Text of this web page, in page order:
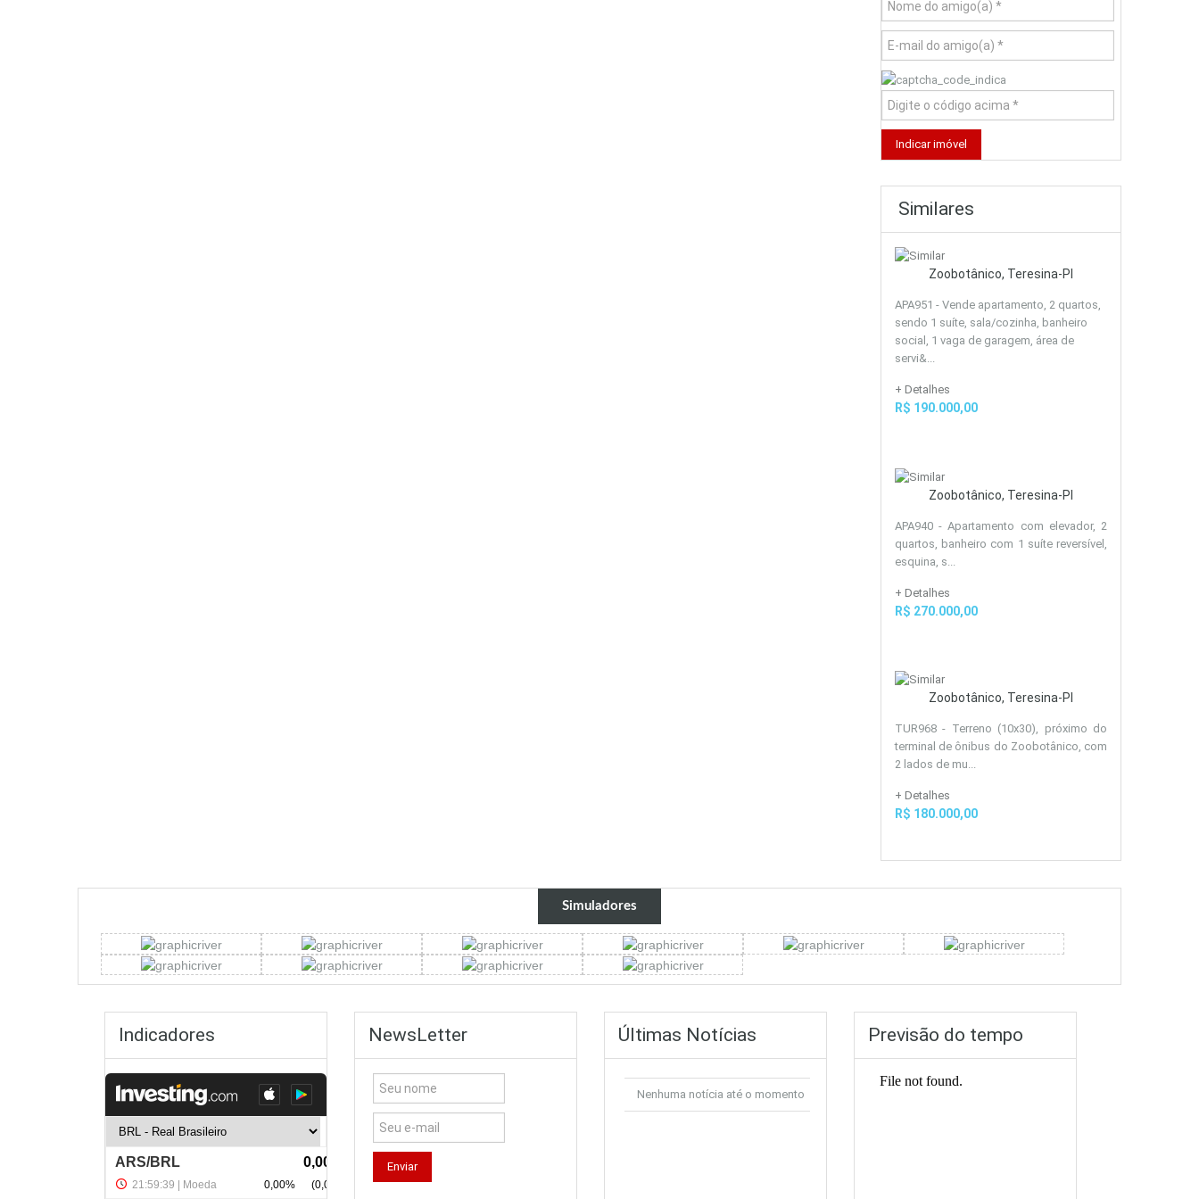
Similares
Zoobotânico, Teresina-PI
APA951 - Vende apartamento, 2 quartos,
sendo 1 suíte, sala/cozinha, banheiro
social, 1 vaga de garagem, área de
servi&...
+ Detalhes
R$ 190.000,00
Zoobotânico, Teresina-PI
APA940 - Apartamento com elevador, 2
quartos, banheiro com 1 suíte reversível,
esquina, s...
+ Detalhes
R$ 270.000,00
Zoobotânico, Teresina-PI
TUR968 - Terreno (10x30), próximo do
terminal de ônibus do Zoobotânico, com
2 lados de mu...
+ Detalhes
R$ 180.000,00
Simuladores
Indicadores NewsLetter Últimas Notícias
Nenhuma notícia até o momento
Previsão do tempo